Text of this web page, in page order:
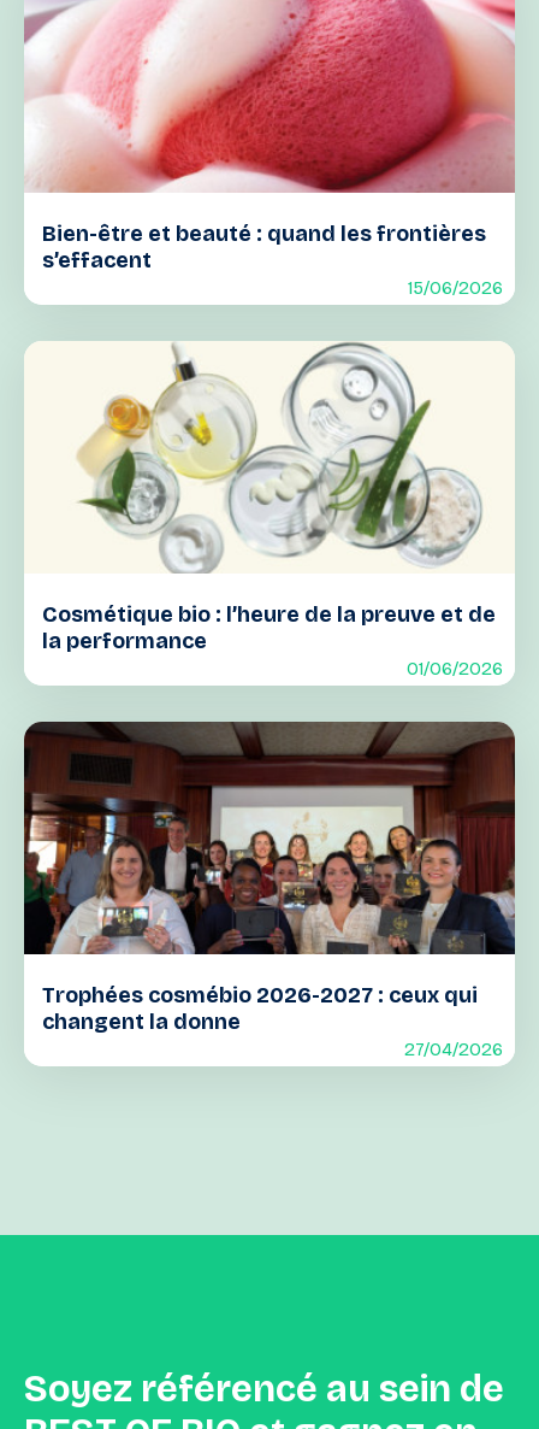
Bien-être et beauté : quand les frontières
s’effacent
15/06/2026
Cosmétique bio : l’heure de la preuve et de
la performance
01/06/2026
Trophées cosmébio 2026-2027 : ceux qui
changent la donne
27/04/2026
Soyez référencé au sein de